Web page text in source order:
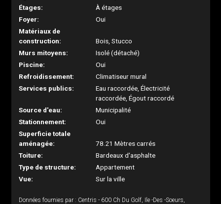
Étages:
À étages
Foyer:
Oui
Matériaux de
construction:
Bois, Stucco
Murs mitoyens:
Isolé (détaché)
Piscine:
Oui
Refroidissement:
Climatiseur mural
Services publics:
Eau raccordée, Électricité
raccordée, Égout raccordé
Source d'eau:
Municipalité
Stationnement:
Oui
Superficie totale
aménagée:
78.21 Mètres carrés
Toiture:
Bardeaux d'asphalte
Type de structure:
Appartement
Vue:
Sur la ville
Données fournies par : Centris - 600 Ch Du Golf, Ile -Des -Soeurs,